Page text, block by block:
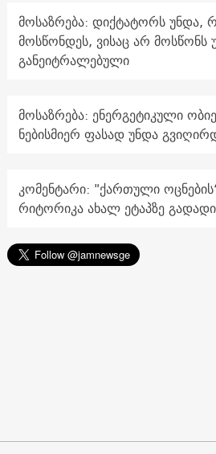
მოსაზრება: დიქტატორს უნდა,
მოსწონდეს, ვისაც არ მოსწონს
განეიტრალებული
მოსაზრება: ენერგეტიკული
ნებისმიერ ფასად უნდა
კომენტარი: "ქართული
რიტორიკა ახალ ეტაპზე